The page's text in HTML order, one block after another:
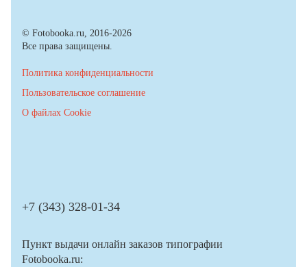
© Fotobooka.ru, 2016-2026
Все права защищены.
Политика конфиденциальности
Пользовательское соглашение
О файлах Cookie
+7 (343) 328-01-34
Пункт выдачи онлайн заказов типографии
Fotobooka.ru: